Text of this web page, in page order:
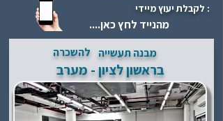
: לקבלת יעוץ מיידי
מהנייד לחץ כאן....
מבנה תעשייה
להשכרה
בראשון לציון - מערב